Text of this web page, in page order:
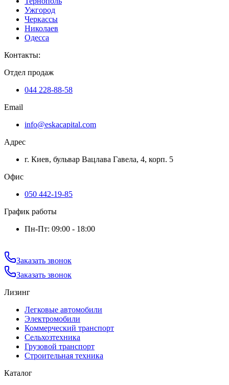
Ужгород
Черкассы
Николаев
Одесса
Контакты:
Отдел продаж
044 228-88-58
Email
info@eskacapital.com
Адрес
г. Киев, бульвар Вацлава Гавела, 4, корп. 5
Офис
050 442-19-85
График работы
Пн-Пт: 09:00 - 18:00
Заказать звонок
Заказать звонок
Лизинг
Легковые автомобили
Электромобили
Коммерческий транспорт
Сельхозтехника
Грузовой транспорт
Строительная техника
Каталог